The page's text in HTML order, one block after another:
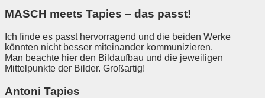
MASCH meets Tapies – das passt!
Ich finde es passt hervorragend und die beiden Werke
könnten nicht besser miteinander kommunizieren.
Man beachte hier den Bildaufbau und die jeweiligen
Mittelpunkte der Bilder. Großartig!
Antoni Tapies